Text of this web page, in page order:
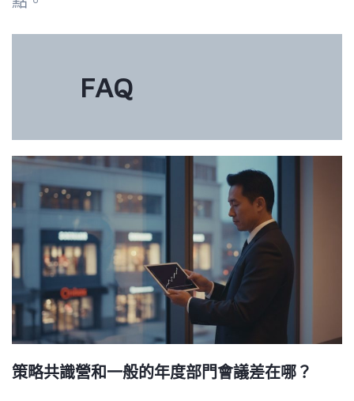
FAQ
策略共識營和一般的年度部門會議差在哪？